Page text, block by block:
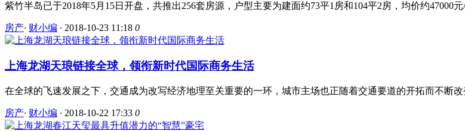
紫竹半岛已于2018年5月15日开盘，共推出256套房源，户型主要为建面约73平1房和104平2房，均价约47000
房产· 财小编 · 2018-10-23 11:18 0
上海龙湖天琅链接全球，领衔新时代国际商务生活
在全球的飞速发展之下，交通成为改写经济地理至关重要的一环，城市主场也正随着交通要道的开拓而不断
房产· 财小编 · 2018-10-22 17:33 0